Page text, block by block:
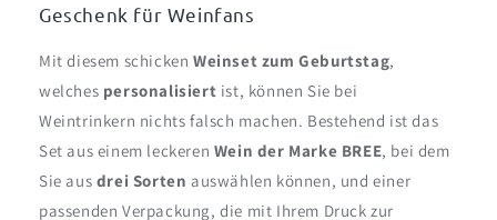
Geschenk für Weinfans
Mit diesem schicken Weinset zum Geburtstag,
welches personalisiert ist, können Sie bei
Weintrinkern nichts falsch machen. Bestehend ist das
Set aus einem leckeren Wein der Marke BREE, bei dem
Sie aus drei Sorten auswählen können, und einer
passenden Verpackung, die mit Ihrem Druck zur